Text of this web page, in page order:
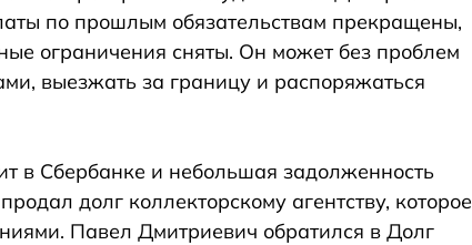
по прошлым обязательствам прекращены,
ограничения сняты. Он может без проблем
выезжать за границу и распоряжаться
в Сбербанке и небольшая задолженность
долг коллекторскому агентству, которое
Павел Дмитриевич обратился в Долг